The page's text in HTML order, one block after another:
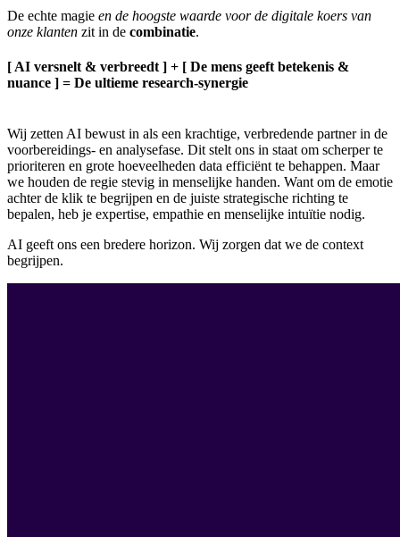
De echte magie en de hoogste waarde voor de digitale koers van
onze klanten zit in de combinatie.
[ AI versnelt & verbreedt ] + [ De mens geeft betekenis &
nuance ] = De ultieme research-synergie
Wij zetten AI bewust in als een krachtige, verbredende partner in de
voorbereidings- en analysefase. Dit stelt ons in staat om scherper te
prioriteren en grote hoeveelheden data efficiënt te behappen. Maar
we houden de regie stevig in menselijke handen. Want om de emotie
achter de klik te begrijpen en de juiste strategische richting te
bepalen, heb je expertise, empathie en menselijke intuïtie nodig.
AI geeft ons een bredere horizon. Wij zorgen dat we de context
begrijpen.